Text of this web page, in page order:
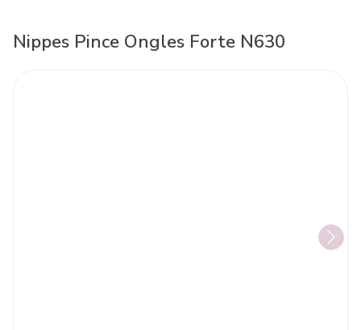
Nippes Pince Ongles Forte N630